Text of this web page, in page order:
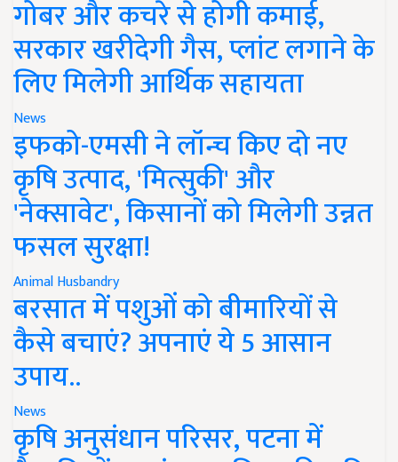
गोबर और कचरे से होगी कमाई,
सरकार खरीदेगी गैस, प्लांट लगाने के
लिए मिलेगी आर्थिक सहायता
News
इफको-एमसी ने लॉन्च किए दो नए
कृषि उत्पाद, 'मित्सुकी' और
'नेक्सावेट', किसानों को मिलेगी उन्नत
फसल सुरक्षा!
Animal Husbandry
बरसात में पशुओं को बीमारियों से
कैसे बचाएं? अपनाएं ये 5 आसान
उपाय..
News
कृषि अनुसंधान परिसर, पटना में